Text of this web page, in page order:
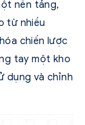
nền tảng,
từ nhiều
chiến lược
tay một kho
dụng và chỉnh